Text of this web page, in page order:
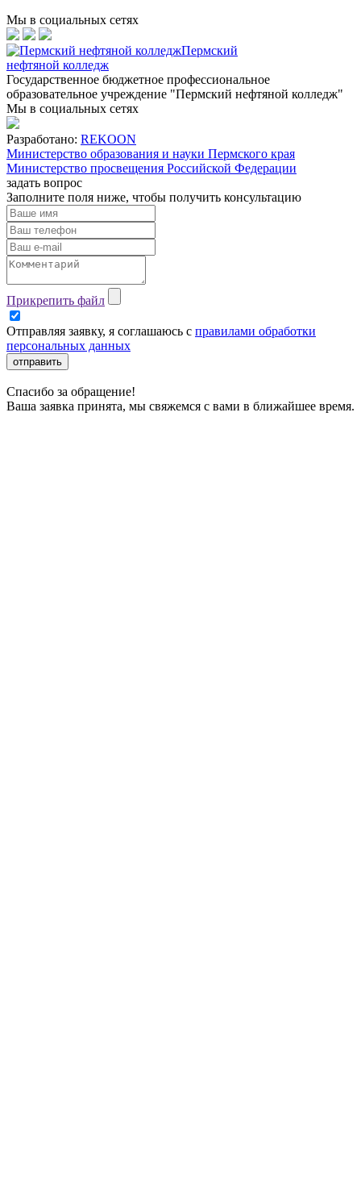
Мы в социальных сетях
Пермский
нефтяной колледж
Государственное бюджетное профессиональное
образовательное учреждение "Пермский нефтяной колледж"
Мы в социальных сетях
Разработано: REKOON
Министерство образования и науки Пермского края
Министерство просвещения Российской Федерации
задать вопрос
Заполните поля ниже, чтобы получить консультацию
Прикрепить файл
Отправляя заявку, я соглашаюсь с правилами обработки
персональных данных
отправить
Спасибо за обращение!
Ваша заявка принята, мы свяжемся с вами в ближайшее время.